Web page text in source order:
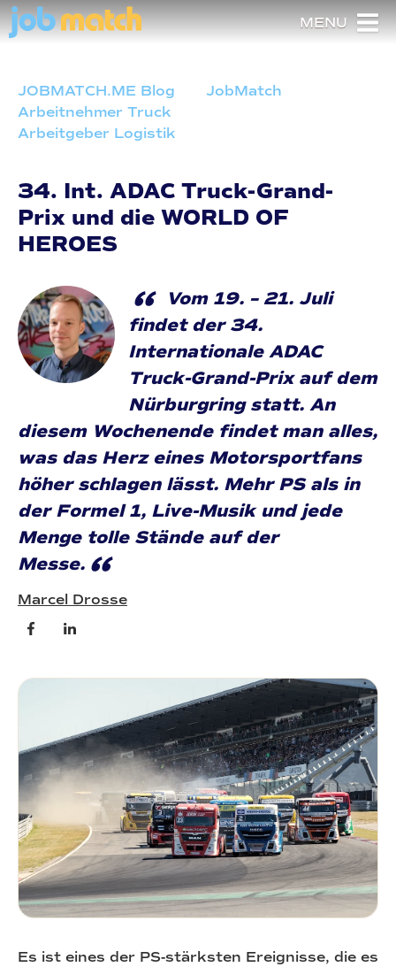
MENU
JOBMATCH.ME Blog
JobMatch
Arbeitnehmer Truck
Arbeitgeber Logistik
34. Int. ADAC Truck-Grand-
Prix und die WORLD OF
HEROES
“
Vom 19. – 21. Juli
findet der 34.
Internationale ADAC
Truck-Grand-Prix auf dem
Nürburgring statt. An
diesem Wochenende findet man alles,
was das Herz eines Motorsportfans
höher schlagen lässt. Mehr PS als in
der Formel 1, Live-Musik und jede
Menge tolle Stände auf der
Messe. “
Marcel Drosse
Es ist eines der PS-stärksten Ereignisse, die es